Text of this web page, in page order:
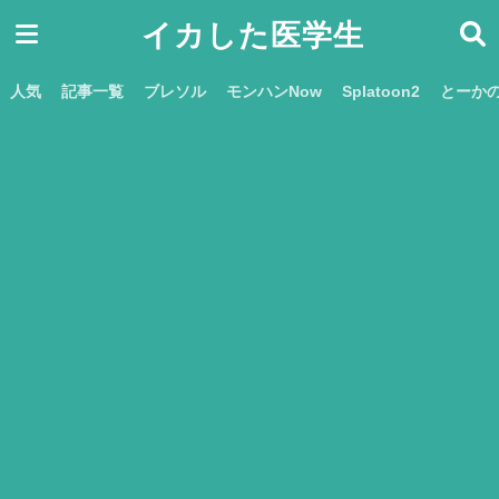
イカした医学生
人気 記事一覧 ブレソル モンハンNow Splatoon2 とーか